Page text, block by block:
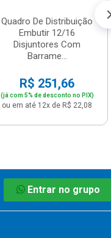
Quadro De Distribuição
Embutir 12/16
Disjuntores Com
Barrame...
R$ 251,66
(já com 5% de desconto no PIX)
ou em até 12x de R$ 22,08
Entrar no grupo